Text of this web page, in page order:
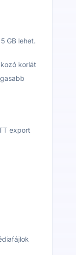
GB lehet.
korlát
export